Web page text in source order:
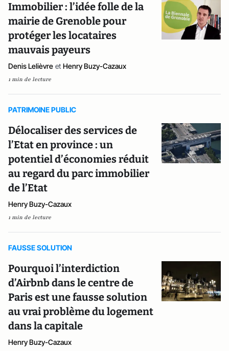
Immobilier : l’idée folle de la
mairie de Grenoble pour
protéger les locataires
mauvais payeurs
Denis Lelièvre et Henry Buzy-Cazaux
1 min de lecture
PATRIMOINE PUBLIC
Délocaliser des services de
l’Etat en province : un
potentiel d’économies réduit
au regard du parc immobilier
de l’Etat
Henry Buzy-Cazaux
1 min de lecture
FAUSSE SOLUTION
Pourquoi l’interdiction
d’Airbnb dans le centre de
Paris est une fausse solution
au vrai problème du logement
dans la capitale
Henry Buzy-Cazaux